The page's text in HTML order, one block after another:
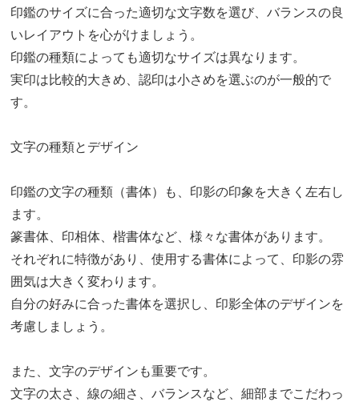
印鑑のサイズに合った適切な文字数を選び、バランスの良
いレイアウトを心がけましょう。
印鑑の種類によっても適切なサイズは異なります。
実印は比較的大きめ、認印は小さめを選ぶのが一般的で
す。
文字の種類とデザイン
印鑑の文字の種類（書体）も、印影の印象を大きく左右し
ます。
篆書体、印相体、楷書体など、様々な書体があります。
それぞれに特徴があり、使用する書体によって、印影の雰
囲気は大きく変わります。
自分の好みに合った書体を選択し、印影全体のデザインを
考慮しましょう。
また、文字のデザインも重要です。
文字の太さ、線の細さ、バランスなど、細部までこだわっ